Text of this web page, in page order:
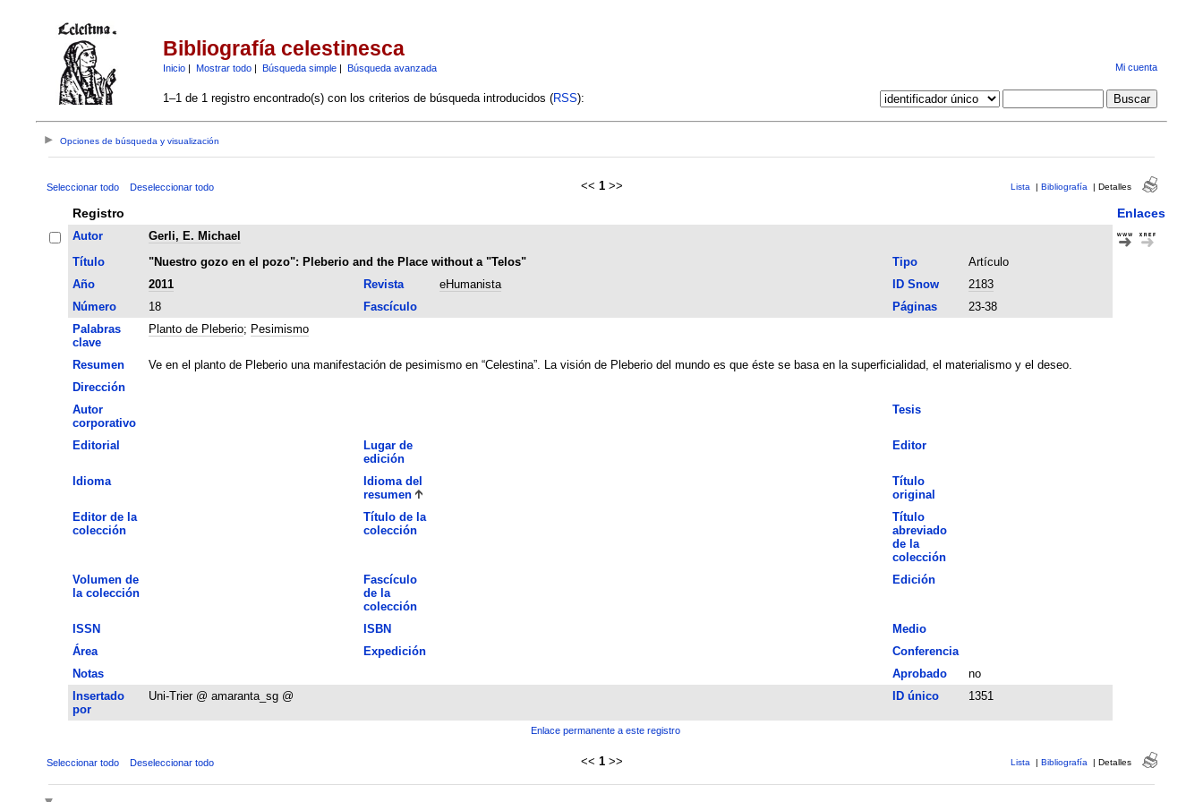
Bibliografía celestinesca
Inicio| Mostrar todo| Búsqueda simple| Búsqueda avanzada Mi cuenta
1–1 de 1 registro encontrado(s) con los criterios de búsqueda introducidos (RSS):
Opciones de búsqueda y visualización
Seleccionar todo Deseleccionar todo << 1 >> Lista | Bibliografía | Detalles
Registro Enlaces
Autor
Gerli, E. Michael
Título
"Nuestro gozo en el pozo": Pleberio and the Place without a "Telos" Tipo
Artículo
Año
2011 Revista eHumanista ID Snow
2183
Número
18 Fascículo Páginas
23-38
Palabras
clave
Planto de Pleberio; Pesimismo
Resumen
Ve en el planto de Pleberio una manifestación de pesimismo en “Celestina”. La visión de Pleberio del mundo es que éste se basa en la superficialidad, el materialismo y el deseo.
Dirección
Autor
corporativo
Tesis
Editorial
Lugar de
edición
Editor
Idioma
Idioma del
resumen
Título
original
Editor de la
colección
Título de la
colección
Título
abreviado
de la
colección
Volumen de
la colección
Fascículo
de la
colección
Edición
ISSN ISBN
Medio
Área
Expedición
Conferencia
Notas
Aprobado
no
Insertado
por
Uni-Trier @ amaranta_sg @ ID único 1351
Enlace permanente a este registro
Seleccionar todo Deseleccionar todo << 1 >> Lista | Bibliografía | Detalles